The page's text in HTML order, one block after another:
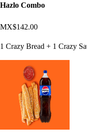
Hazlo Combo
MX$142.00
1 Crazy Bread + 1 Crazy